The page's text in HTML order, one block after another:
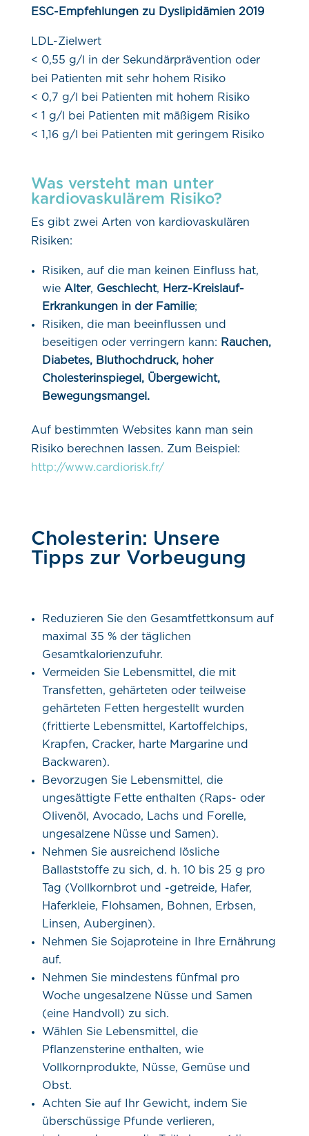
ESC-Empfehlungen zu Dyslipidämien 2019
LDL-Zielwert
< 0,55 g/l in der Sekundärprävention oder
bei Patienten mit sehr hohem Risiko
< 0,7 g/l bei Patienten mit hohem Risiko
< 1 g/l bei Patienten mit mäßigem Risiko
< 1,16 g/l bei Patienten mit geringem Risiko
Was versteht man unter
kardiovaskulärem Risiko?
Es gibt zwei Arten von kardiovaskulären
Risiken:
Risiken, auf die man keinen Einfluss hat,
wie Alter, Geschlecht, Herz-Kreislauf-
Erkrankungen in der Familie;
Risiken, die man beeinflussen und
beseitigen oder verringern kann: Rauchen,
Diabetes, Bluthochdruck, hoher
Cholesterinspiegel, Übergewicht,
Bewegungsmangel.
Auf bestimmten Websites kann man sein
Risiko berechnen lassen. Zum Beispiel:
http://www.cardiorisk.fr/
Cholesterin: Unsere
Tipps zur Vorbeugung
Reduzieren Sie den Gesamtfettkonsum auf
maximal 35 % der täglichen
Gesamtkalorienzufuhr.
Vermeiden Sie Lebensmittel, die mit
Transfetten, gehärteten oder teilweise
gehärteten Fetten hergestellt wurden
(frittierte Lebensmittel, Kartoffelchips,
Krapfen, Cracker, harte Margarine und
Backwaren).
Bevorzugen Sie Lebensmittel, die
ungesättigte Fette enthalten (Raps- oder
Olivenöl, Avocado, Lachs und Forelle,
ungesalzene Nüsse und Samen).
Nehmen Sie ausreichend lösliche
Ballaststoffe zu sich, d. h. 10 bis 25 g pro
Tag (Vollkornbrot und -getreide, Hafer,
Haferkleie, Flohsamen, Bohnen, Erbsen,
Linsen, Auberginen).
Nehmen Sie Sojaproteine in Ihre Ernährung
auf.
Nehmen Sie mindestens fünfmal pro
Woche ungesalzene Nüsse und Samen
(eine Handvoll) zu sich.
Wählen Sie Lebensmittel, die
Pflanzensterine enthalten, wie
Vollkornprodukte, Nüsse, Gemüse und
Obst.
Achten Sie auf Ihr Gewicht, indem Sie
überschüssige Pfunde verlieren,